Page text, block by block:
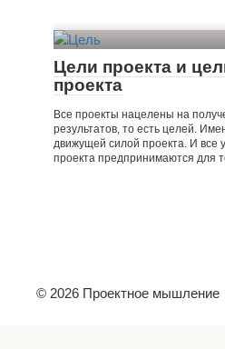
Цели проекта и
проекта
Все проекты нацелены на
результатов, то есть целей.
движущей силой проекта. И все
проекта предпринимаются для
© 2026 Проектное мышление